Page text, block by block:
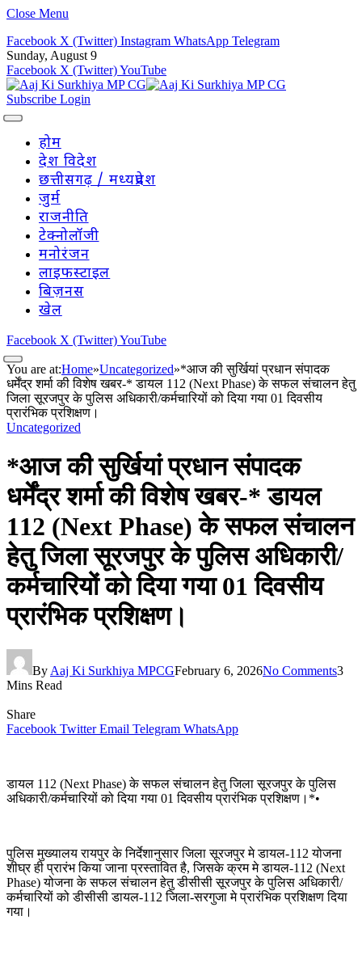
Close Menu
Facebook X (Twitter) Instagram WhatsApp Telegram
Sunday, August 9
Facebook X (Twitter)YouTube
Subscribe Login
होम
देश विदेश
छत्तीसगढ़ / मध्यप्रदेश
जुर्म
राजनीति
टेक्नोलॉजी
मनोरंजन
लाइफस्टाइल
बिज़नस
खेल
Facebook X (Twitter)YouTube
You are at:Home»Uncategorized»*आज की सुर्खियां प्रधान संपादक
धर्मेंद्र शर्मा की विशेष खबर-* डायल 112 (Next Phase) के सफल संचालन हेतु
जिला सूरजपुर के पुलिस अधिकारी/कर्मचारियों को दिया गया 01 दिवसीय
प्रारंभिक प्रशिक्षण।
Uncategorized
*आज की सुर्खियां प्रधान संपादक
धर्मेंद्र शर्मा की विशेष खबर-* डायल
112 (Next Phase) के सफल संचालन
हेतु जिला सूरजपुर के पुलिस अधिकारी/
कर्मचारियों को दिया गया 01 दिवसीय
प्रारंभिक प्रशिक्षण।
By Aaj Ki Surkhiya MPCGFebruary 6, 2026No Comments3
Mins Read
Share
Facebook Twitter Email Telegram WhatsApp
डायल 112 (Next Phase) के सफल संचालन हेतु जिला सूरजपुर के पुलिस
अधिकारी/कर्मचारियों को दिया गया 01 दिवसीय प्रारंभिक प्रशिक्षण।*•
पुलिस मुख्यालय रायपुर के निर्देशानुसार जिला सूरजपुर मे डायल-112 योजना
शीघ्र ही प्रारंभ किया जाना प्रस्तावित है, जिसके क्रम मे डायल-112 (Next
Phase) योजना के सफल संचालन हेतु डीसीसी सूरजपुर के पुलिस अधिकारी/
कर्मचारियों को डीसीसी डायल-112 जिला-सरगुजा मे प्रारंभिक प्रशिक्षण दिया
गया।